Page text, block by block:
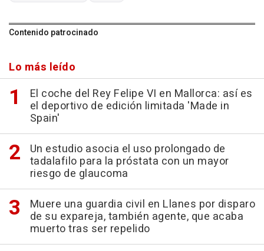
Contenido patrocinado
Lo más leído
El coche del Rey Felipe VI en Mallorca: así es
el deportivo de edición limitada 'Made in
Spain'
Un estudio asocia el uso prolongado de
tadalafilo para la próstata con un mayor
riesgo de glaucoma
Muere una guardia civil en Llanes por disparo
de su expareja, también agente, que acaba
muerto tras ser repelido